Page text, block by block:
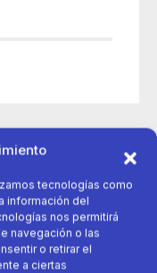
tecnologías como
información del
nos permitirá
navegación o las
o retirar el
a ciertas